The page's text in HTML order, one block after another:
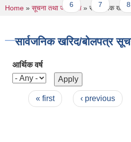
… 6 8
You are here
Home » सूचना तथा जानकारी» सार्वजनिक
सार्वजनिक खरिद/बोलपत्र
आर्थिक वर्ष
Pages
« first ‹ previous